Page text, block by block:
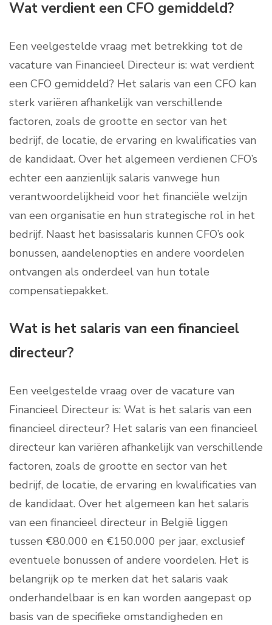
Wat verdient een CFO gemiddeld?
Een veelgestelde vraag met betrekking tot de
vacature van Financieel Directeur is: wat verdient
een CFO gemiddeld? Het salaris van een CFO kan
sterk variëren afhankelijk van verschillende
factoren, zoals de grootte en sector van het
bedrijf, de locatie, de ervaring en kwalificaties van
de kandidaat. Over het algemeen verdienen CFO’s
echter een aanzienlijk salaris vanwege hun
verantwoordelijkheid voor het financiële welzijn
van een organisatie en hun strategische rol in het
bedrijf. Naast het basissalaris kunnen CFO’s ook
bonussen, aandelenopties en andere voordelen
ontvangen als onderdeel van hun totale
compensatiepakket.
Wat is het salaris van een financieel
directeur?
Een veelgestelde vraag over de vacature van
Financieel Directeur is: Wat is het salaris van een
financieel directeur? Het salaris van een financieel
directeur kan variëren afhankelijk van verschillende
factoren, zoals de grootte en sector van het
bedrijf, de locatie, de ervaring en kwalificaties van
de kandidaat. Over het algemeen kan het salaris
van een financieel directeur in België liggen
tussen €80.000 en €150.000 per jaar, exclusief
eventuele bonussen of andere voordelen. Het is
belangrijk op te merken dat het salaris vaak
onderhandelbaar is en kan worden aangepast op
basis van de specifieke omstandigheden en